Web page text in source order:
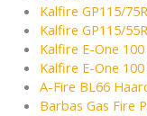
Kalfire GP115/
Kalfire GP115/
Kalfire E-One
Kalfire E-One
A-Fire BL66
Barbas Gas Fire